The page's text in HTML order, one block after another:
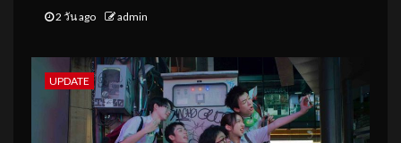
2 วัน ago admin
UPDATE